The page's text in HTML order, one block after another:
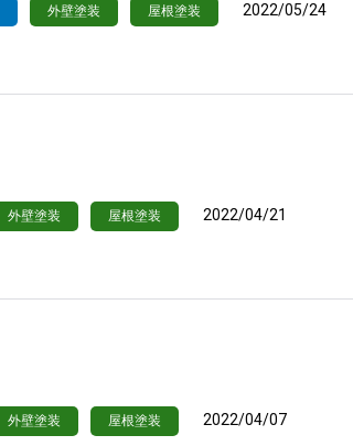
外壁塗装 屋根塗装 2022/05/24
外壁塗装 屋根塗装 2022/04/21
外壁塗装 屋根塗装 2022/04/07